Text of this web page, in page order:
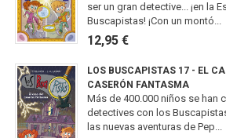
ser un gran detective... ¡en la
Buscapistas! ¡Con un montó...
12,95 €
LOS BUSCAPISTAS 17 - EL
CASERÓN FANTASMA
Más de 400.000 niños se han
detectives con los
las nuevas aventuras de Pep...